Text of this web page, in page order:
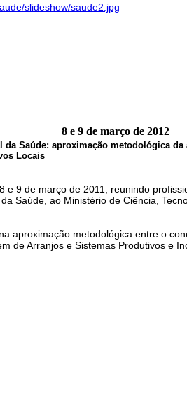
slideshow/saude2.jpg
8 e 9 de março de 2012
Saúde: aproximação metodológica da
Locais
e 9 de março de 2011, reunindo
Saúde, ao Ministério de Ciência,
aproximação metodológica entre o
de Arranjos e Sistemas Produtivos e